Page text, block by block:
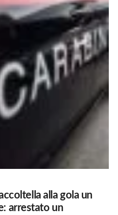
alla gola un
arrestato un